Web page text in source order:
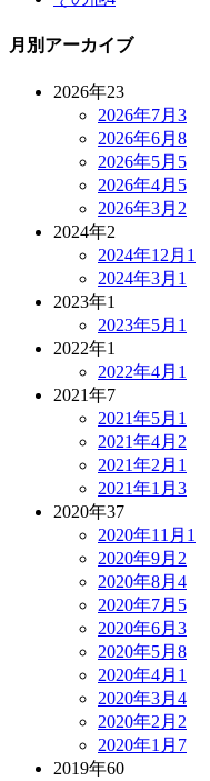
月別アーカイブ
2026年23
2026年7月 3
2026年6月 8
2026年5月 5
2026年4月 5
2026年3月 2
2024年2
2024年12月 1
2024年3月 1
2023年1
2023年5月 1
2022年1
2022年4月 1
2021年7
2021年5月 1
2021年4月 2
2021年2月 1
2021年1月 3
2020年37
2020年11月 1
2020年9月 2
2020年8月 4
2020年7月 5
2020年6月 3
2020年5月 8
2020年4月 1
2020年3月 4
2020年2月 2
2020年1月 7
2019年60